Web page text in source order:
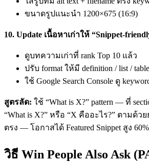
ขนาดรูปแนะนำ 1200×675 (16:9)
10. Update เนื้อหาเก่าให้ “Snippet-
ดูบทความเก่าที่ rank Top 10 แล้ว
ปรับ format ให้มี definition / list / table
ใช้ Google Search Console ดู
สูตรลัด: ใช้ “What is X?” pattern — ที่
“What is X?” หรือ “X คืออะไร?” ตามด้
ตรง — โอกาสได้ Featured Snippet สูง
วิธี Win People Also Ask